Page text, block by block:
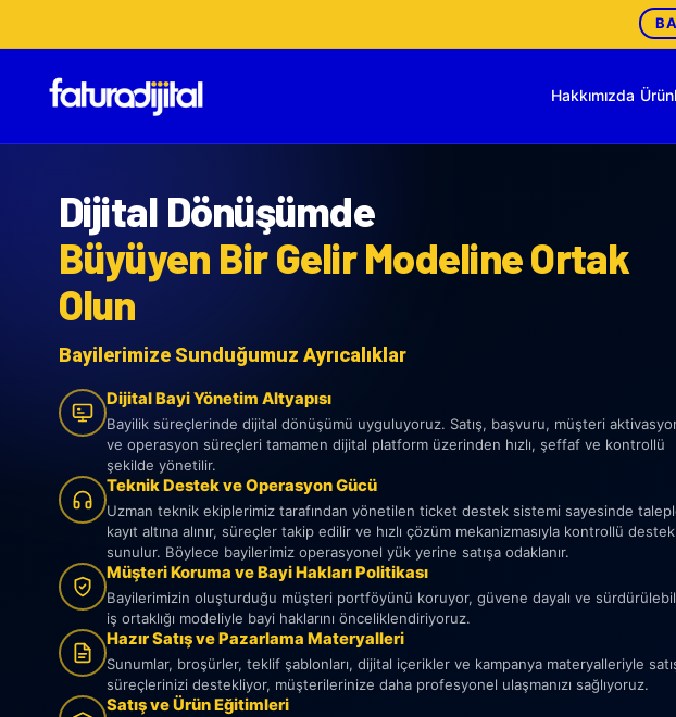
Hakkımızda
Dijital Dönüşümde
Büyüyen Bir Gelir Modeline Ortak
Olun
Bayilerimize Sunduğumuz Ayrıcalıklar
Dijital Bayi Yönetim Altyapısı
Bayilik süreçlerinde dijital dönüşümü uyguluyoruz. Satış, başvuru, müşteri
ve operasyon süreçleri tamamen dijital platform üzerinden hızlı, şeffaf ve kontrollü
şekilde yönetilir.
Teknik Destek ve Operasyon Gücü
Uzman teknik ekiplerimiz tarafından yönetilen ticket destek sistemi sayesinde
kayıt altına alınır, süreçler takip edilir ve hızlı çözüm mekanizmasıyla kontrollü destek
sunulur. Böylece bayilerimiz operasyonel yük yerine satışa odaklanır.
Müşteri Koruma ve Bayi Hakları Politikası
Bayilerimizin oluşturduğu müşteri portföyünü koruyor, güvene dayalı ve
iş ortaklığı modeliyle bayi haklarını önceliklendiriyoruz.
Hazır Satış ve Pazarlama Materyalleri
Sunumlar, broşürler, teklif şablonları, dijital içerikler ve kampanya materyalleriyle
süreçlerinizi destekliyor, müşterilerinize daha profesyonel ulaşmanızı sağlıyoruz.
Satış ve Ürün Eğitimleri